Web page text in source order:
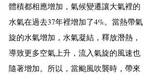
體積都相應增加，氣候變遷讓大氣裡的
水氣在過去37年裡增加了4%。當熱帶氣
旋的水氣增加，水氣凝結，釋放潛熱，
導致更多空氣上升，流入氣旋的風速也
隨著增加。所以，當颱風吹襲時，帶來